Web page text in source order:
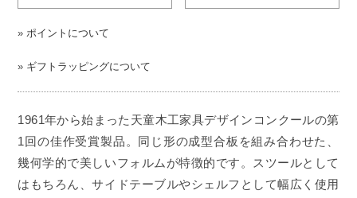
» ポイントについて
» ギフトラッピングについて
1961年から始まった天童木工家具デザインコンクールの第
1回の佳作受賞製品。同じ形の成型合板を組み合わせた、
幾何学的で美しいフォルムが特徴的です。スツールとして
はもちろん、サイドテーブルやシェルフとして幅広く使用